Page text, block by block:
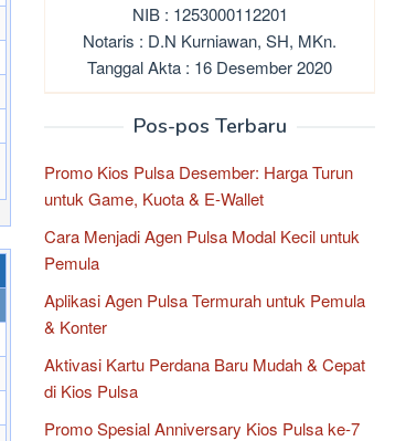
NIB : 1253000112201
Notaris : D.N Kurniawan, SH, MKn.
Tanggal Akta : 16 Desember 2020
Pos-pos Terbaru
Promo Kios Pulsa Desember: Harga Turun
untuk Game, Kuota & E-Wallet
Cara Menjadi Agen Pulsa Modal Kecil untuk
Pemula
Aplikasi Agen Pulsa Termurah untuk Pemula
& Konter
Aktivasi Kartu Perdana Baru Mudah & Cepat
di Kios Pulsa
Promo Spesial Anniversary Kios Pulsa ke-7